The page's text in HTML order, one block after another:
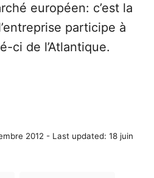
européen: c’est la
participe à
ci de l’Atlantique.
2012 - Last updated: 18 juin